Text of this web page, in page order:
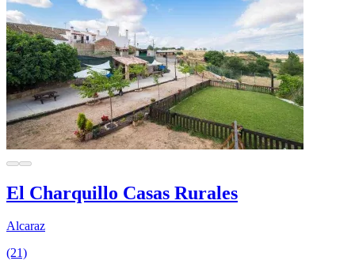
El Charquillo Casas Rurales
Alcaraz
(21)